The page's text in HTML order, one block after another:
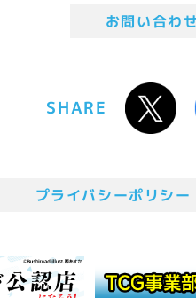
お問い合わせ
SHARE
プライバシーポリシー